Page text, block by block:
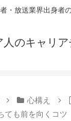
・放送業界出身者
人のキャリ
心構え
ても前を向くコツ